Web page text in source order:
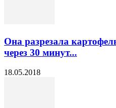
Она разрезала
через 30 минут...
18.05.2018